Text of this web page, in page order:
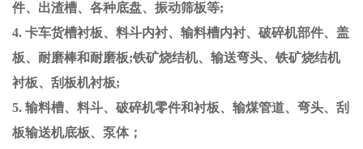
件、出渣槽、各种底盘、振动筛板等;
4. 卡车货槽衬板、料斗内衬、输料槽内衬、破碎机部件、盖
板、耐磨棒和耐磨板;铁矿烧结机、输送弯头、铁矿烧结机
衬板、刮板机衬板;
5. 输料槽、料斗、破碎机零件和衬板、输煤管道、弯头、刮
板输送机底板、泵体；